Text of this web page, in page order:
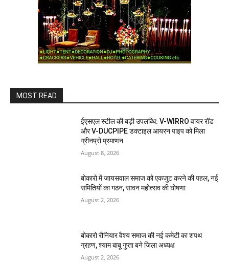
MOST READ
ईएसएल स्टील की बड़ी उपलब्धि: V-WIRRO वायर रॉड
और V-DUCPIPE डक्टाइल आयरन पाइप को मिला
ग्रीनप्रो प्रमाणन
August 8, 2026
बोकारो में जायसवाल समाज को एकजुट करने की पहल, नई
समितियों का गठन, सावन महोत्सव की घोषणा
August 2, 2026
बोकारो रौनियार वैश्य समाज की नई कमेटी का शपथ
ग्रहण, श्याम बाबू गुप्ता बने जिला अध्यक्ष
August 2, 2026